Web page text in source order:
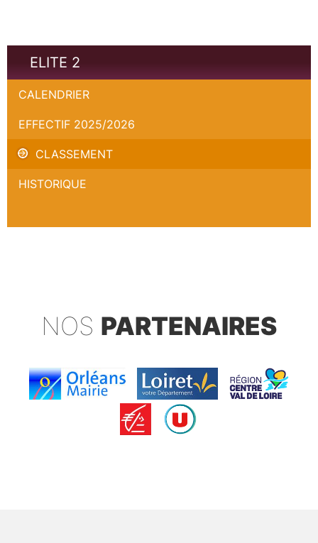
ELITE 2
CALENDRIER
EFFECTIF 2025/2026
CLASSEMENT
HISTORIQUE
NOS PARTENAIRES